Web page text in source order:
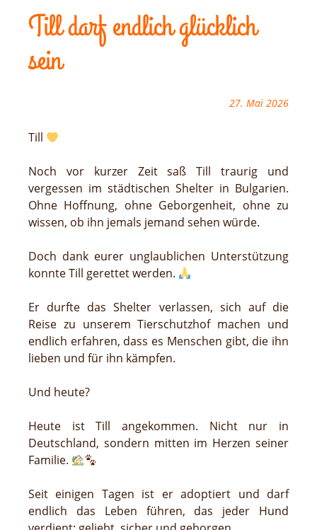
Till darf endlich glücklich
sein
27. Mai 2026
Till
Noch vor kurzer Zeit saß Till traurig und
vergessen im städtischen Shelter in Bulgarien.
Ohne Hoffnung, ohne Geborgenheit, ohne zu
wissen, ob ihn jemals jemand sehen würde.
Doch dank eurer unglaublichen Unterstützung
konnte Till gerettet werden.
Er durfte das Shelter verlassen, sich auf die
Reise zu unserem Tierschutzhof machen und
endlich erfahren, dass es Menschen gibt, die ihn
lieben und für ihn kämpfen.
Und heute?
Heute ist Till angekommen. Nicht nur in
Deutschland, sondern mitten im Herzen seiner
Familie.
Seit einigen Tagen ist er adoptiert und darf
endlich das Leben führen, das jeder Hund